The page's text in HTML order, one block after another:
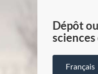
Dépôt
Français